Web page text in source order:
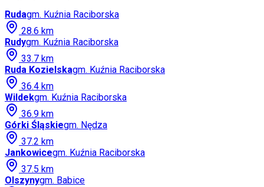
Rudagm. Kuźnia Raciborska
28.6 km
Rudygm. Kuźnia Raciborska
33.7 km
Ruda Kozielskagm. Kuźnia Raciborska
36.4 km
Wildekgm. Kuźnia Raciborska
36.9 km
Górki Śląskiegm. Nędza
37.2 km
Jankowicegm. Kuźnia Raciborska
37.5 km
Olszynygm. Babice